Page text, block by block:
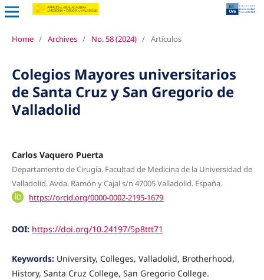
Home / Archives / No. 58 (2024) / Artículos
Colegios Mayores universitarios
de Santa Cruz y San Gregorio de
Valladolid
Carlos Vaquero Puerta
Departamento de Cirugía. Facultad de Medicina de la Universidad de
Valladolid. Avda. Ramón y Cajal s/n 47005 Valladolid. España.
https://orcid.org/0000-0002-2195-1679
DOI: https://doi.org/10.24197/5p8ttt71
Keywords: University, Colleges, Valladolid, Brotherhood,
History, Santa Cruz College, San Gregorio College.